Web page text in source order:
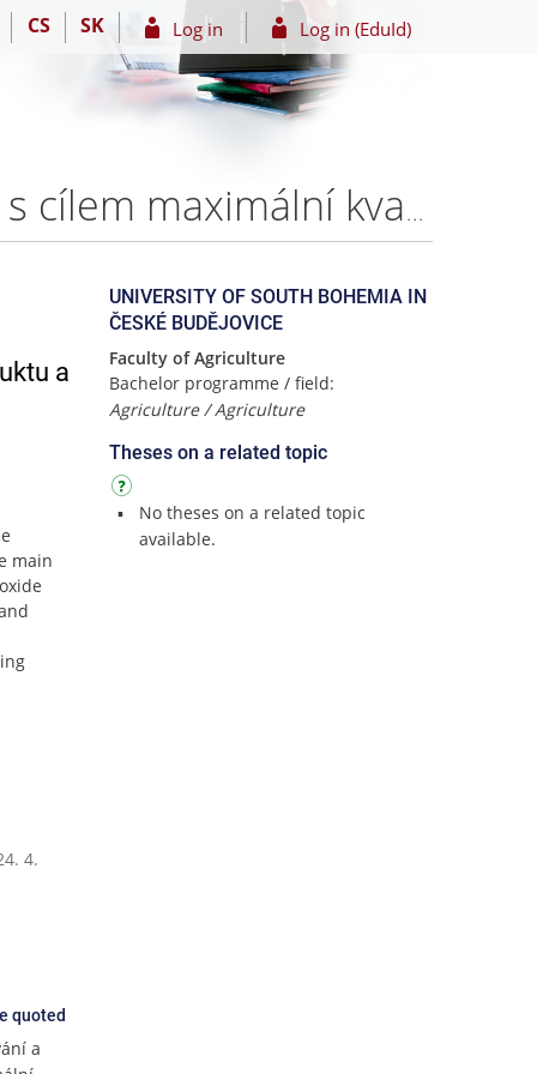
CS SK Log in Log in (EduId)
Technologie pěstování a hnojení ječmene (Hordeum) s cílem maximální kvality produktu a jeho využití pro výrobu doplňku stravy "zeleného ječmene" – Magdaléna DARDOVÁ
a
main
4.
quoted
a
UNIVERSITY OF SOUTH BOHEMIA IN
ČESKÉ BUDĚJOVICE
Faculty of Agriculture
Bachelor programme / field:
Agriculture / Agriculture
Theses on a related topic
No theses on a related topic
available.